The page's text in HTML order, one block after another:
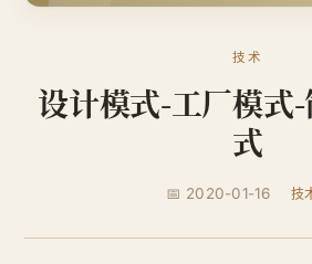
技术
设计模式-工厂模式
式
📅 2020-01-16 技